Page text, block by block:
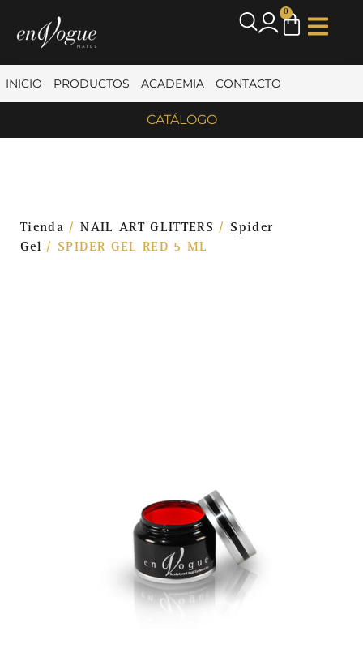
0
INICIO PRODUCTOS ACADEMIA CONTACTO
CATÁLOGO
Tienda /NAIL ART GLITTERS / Spider
Gel / SPIDER GEL RED 5 ML